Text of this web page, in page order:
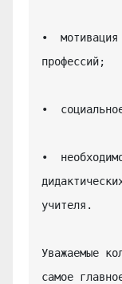
•
профессий;
•
•
учителя.
Уважаемые
самое